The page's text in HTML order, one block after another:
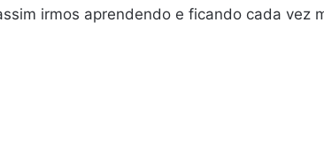
irmos aprendendo e ficando cada vez